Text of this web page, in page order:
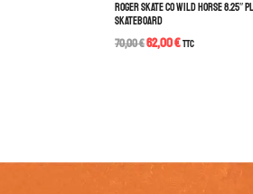
ROGER SKATE CO WILD HORSE 8.25″
SKATEBOARD
70,00€62,00€TTC